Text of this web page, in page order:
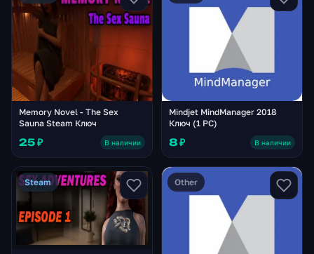
Memory Novel - The Sex
Sauna Steam Ключ
25 ₽ В наличии
Mindjet MindManager 2018
Ключ (1 PC)
8 ₽ В наличии
Steam Other